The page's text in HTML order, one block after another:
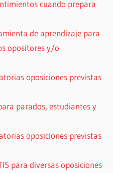
cuando prepara
de aprendizaje para
opositores y/o
oposiciones previstas
parados, estudiantes y
oposiciones previstas
para diversas oposiciones